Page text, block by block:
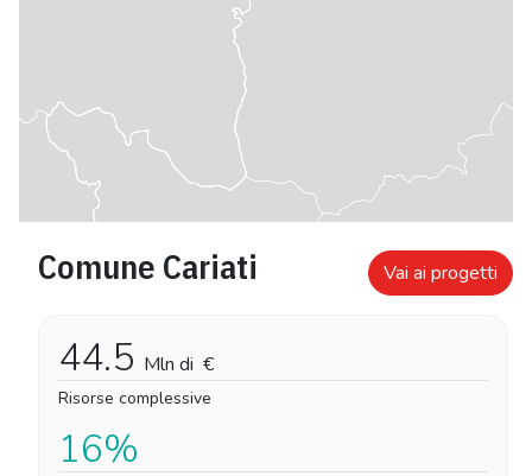
Comune Cariati Vai ai progetti
44.5 Mln di €
Risorse complessive
16%